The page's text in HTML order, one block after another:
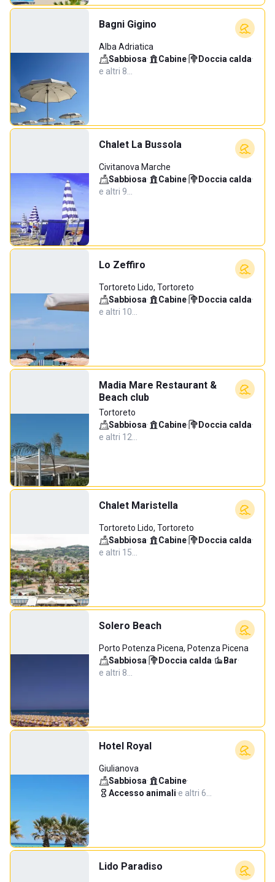
Bagni Gigino
Alba Adriatica
Sabbiosa· Cabine· Doccia calda·
e altri 8…
Chalet La Bussola
Civitanova Marche
Sabbiosa· Cabine· Doccia calda·
e altri 9…
Lo Zeffiro
Tortoreto Lido, Tortoreto
Sabbiosa· Cabine· Doccia calda·
e altri 10…
Madia Mare Restaurant &
Beach club
Tortoreto
Sabbiosa· Cabine· Doccia calda·
e altri 12…
Chalet Maristella
Tortoreto Lido, Tortoreto
Sabbiosa· Cabine· Doccia calda·
e altri 15…
Solero Beach
Porto Potenza Picena, Potenza Picena
Sabbiosa· Doccia calda· Bar·
e altri 8…
Hotel Royal
Giulianova
Sabbiosa· Cabine·
Accesso animali·e altri 6…
Lido Paradiso